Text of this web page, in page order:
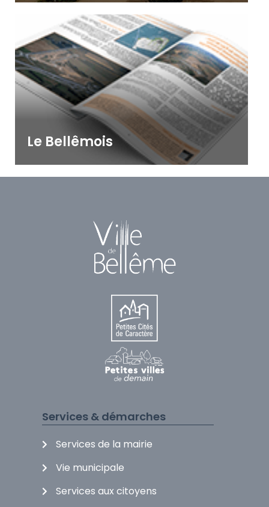
Le Bellêmois
Services & démarches
Services de la mairie
Vie municipale
Services aux citoyens